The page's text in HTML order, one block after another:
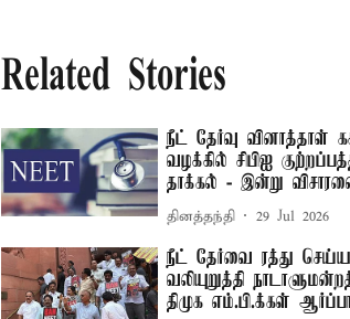
Related Stories
நீட் தேர்வு வினாத்தாள்
வழக்கில் சிபிஐ
தாக்கல் - இன்று
தினத்தந்தி 29 Jul 2026
நீட் தேர்வை ரத்து செய்ய
வலியுறுத்தி
திமுக எம்.பி.க்கள்